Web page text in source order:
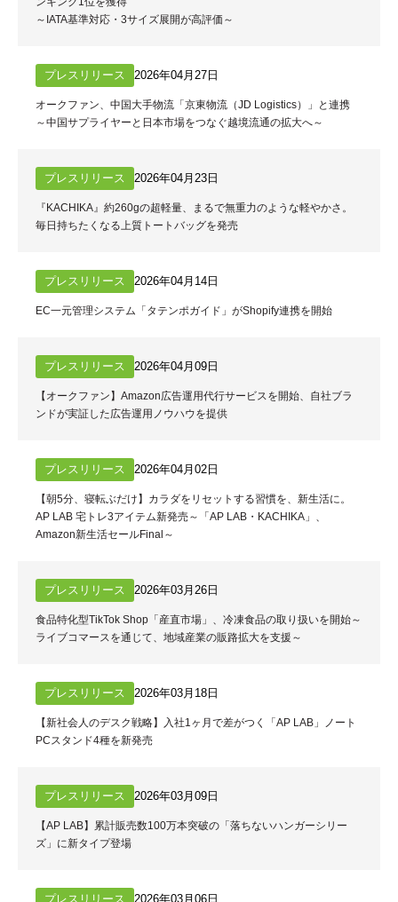
～IATA基準対応・3サイズ展開が高評価～
プレスリリース 2026年04月27日
オークファン、中国大手物流「京東物流（JD Logistics）」と連携
～中国サプライヤーと日本市場をつなぐ越境流通の拡大へ～
プレスリリース 2026年04月23日
『KACHIKA』約260gの超軽量、まるで無重力のような軽やかさ。
毎日持ちたくなる上質トートバッグを発売
プレスリリース 2026年04月14日
EC一元管理システム「タテンポガイド」がShopify連携を開始
プレスリリース 2026年04月09日
【オークファン】Amazon広告運用代行サービスを開始、自社ブラ
ンドが実証した広告運用ノウハウを提供
プレスリリース 2026年04月02日
【朝5分、寝転ぶだけ】カラダをリセットする習慣を、新生活に。
AP LAB 宅トレ3アイテム新発売～「AP LAB・KACHIKA」、
Amazon新生活セールFinal～
プレスリリース 2026年03月26日
食品特化型TikTok Shop「産直市場」、冷凍食品の取り扱いを開始～
ライブコマースを通じて、地域産業の販路拡大を支援～
プレスリリース 2026年03月18日
【新社会人のデスク戦略】入社1ヶ月で差がつく「AP LAB」ノート
PCスタンド4種を新発売
プレスリリース 2026年03月09日
【AP LAB】累計販売数100万本突破の「落ちないハンガーシリー
ズ」に新タイプ登場
プレスリリース 2026年03月06日